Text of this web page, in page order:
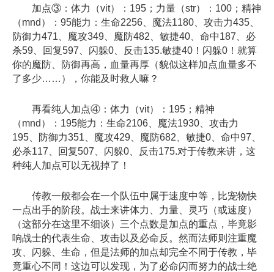
加点③：体力（vit）：195；力量（str）：100；精神
（mnd）：95能力：生命2256、魔法1180、攻击力435、
防御力471、魔攻349、魔防482、敏捷40、命中187、必
杀59、回复597、闪躲0、反击135.敏捷40！闪躲0！就算
你的魔防、防御再高，血量再厚（貌似这样加点血量多不
了多少……），你能及时救人嘛？
再看纯人加点④：体力（vit）：195；精神
（mnd）：195能力：生命2106、魔法1930、攻击力
195、防御力351、魔攻429、魔防682、敏捷0、命中97、
必杀117、回复507、闪躲0、反击175.对于传教来讲，这
种纯人加点可以无视掉了！
传教一般都会在一个队伍中属于速度中等，比宠物快
一点出手的阶段。战士来讲体力、力量、灵巧（或速度）
（这部分在这里不细谈）三个点数是加点的重点，毕竟影
响战士的代表生命、攻击以及必命反。然而法师则注重魔
攻、闪躲、生命，但是法师的加点却完全不同于传教，毕
竟重心不同！这边可以发现，为了必命闪而努力的战士绝